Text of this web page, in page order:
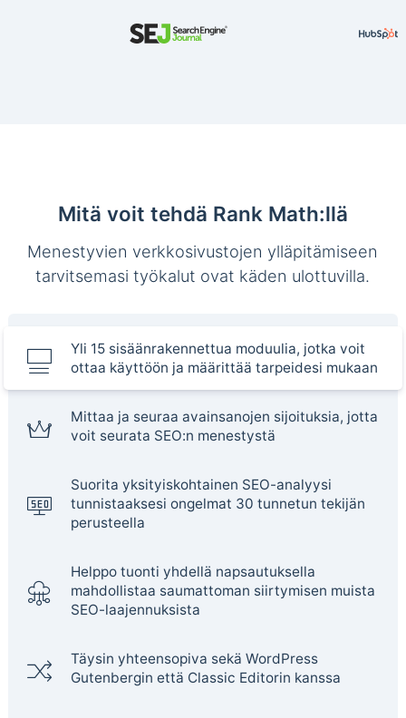
Mitä voit tehdä Rank Math:llä
Menestyvien verkkosivustojen ylläpitämiseen
tarvitsemasi työkalut ovat käden ulottuvilla.
Yli 15 sisäänrakennettua moduulia, jotka voit
ottaa käyttöön ja määrittää tarpeidesi mukaan
Mittaa ja seuraa avainsanojen sijoituksia, jotta
voit seurata SEO:n menestystä
Suorita yksityiskohtainen SEO-analyysi
tunnistaaksesi ongelmat 30 tunnetun tekijän
perusteella
Helppo tuonti yhdellä napsautuksella
mahdollistaa saumattoman siirtymisen muista
SEO-laajennuksista
Täysin yhteensopiva sekä WordPress
Gutenbergin että Classic Editorin kanssa